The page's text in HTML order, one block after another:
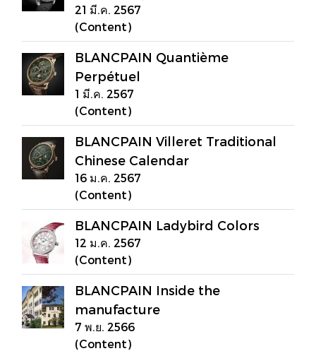
21 มี.ค. 2567
(Content)
BLANCPAIN Quantième
Perpétuel
1 มี.ค. 2567
(Content)
BLANCPAIN Villeret Traditional
Chinese Calendar
16 ม.ค. 2567
(Content)
BLANCPAIN Ladybird Colors
12 ม.ค. 2567
(Content)
BLANCPAIN Inside the
manufacture
7 พ.ย. 2566
(Content)